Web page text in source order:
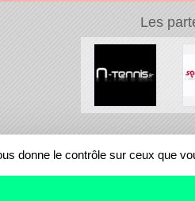
Les
donne le contrôle sur ceux que